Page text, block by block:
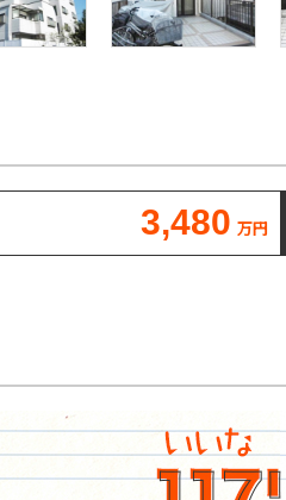
3,480 万円